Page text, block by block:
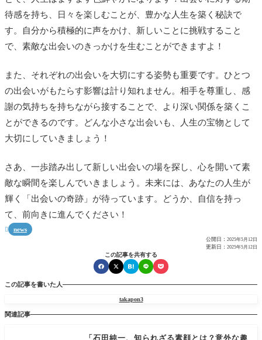
待感を持ち、日々を楽しむことが、豊かな人生を築く秘訣で
す。自分から積極的に声をかけ、新しいことに挑戦すること
で、素敵な出会いのきっかけを生むことができますよ！
また、それぞれの出会いを大切にする姿勢も重要です。ひとつ
の出会いがもたらす影響は計り知れません。相手を尊重し、感
謝の気持ちを持ちながら接することで、より深い関係を築くこ
とができるのです。どんな小さな出会いも、人生の宝物として
大切にしていきましょう！
さあ、一歩踏み出して新しい出会いの場を探し、心を開いて素
敵な瞬間を楽しんでいきましょう。未来には、あなたの人生が
輝く「出会いの奇跡」が待っています。どうか、自信を持っ
て、前向きに進んでください！
 news
公開日： 2025年5月12日
更新日： 2025年5月12日
この記事を共有する
この記事を書いた人
takapon3
関連記事
「石田純一、知られざる素顔とは？意外な趣